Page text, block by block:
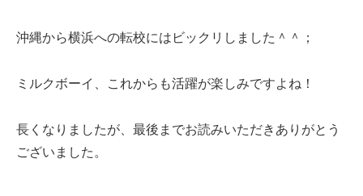
沖縄から横浜への転校にはビックリしました＾＾；
ミルクボーイ、これからも活躍が楽しみですよね！
長くなりましたが、最後までお読みいただきありがとう
ございました。